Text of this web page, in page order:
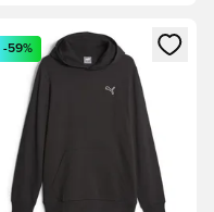
registráciu ako člen
modál na prihlásenie
-59%